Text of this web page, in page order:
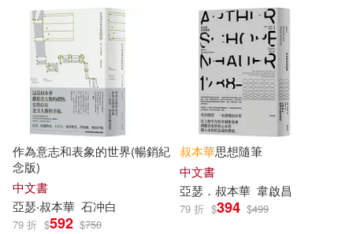
電子書(4)
作者 (可複選)
亞瑟．叔本華(5)
作為意志和表象的世界(暢銷紀
念版)
中文書
亞瑟‧叔本華 石冲白
79 折 $592 $750
叔本華思想隨筆
中文書
亞瑟 ． 叔本華 韋啟昌
79 折 $394 $499